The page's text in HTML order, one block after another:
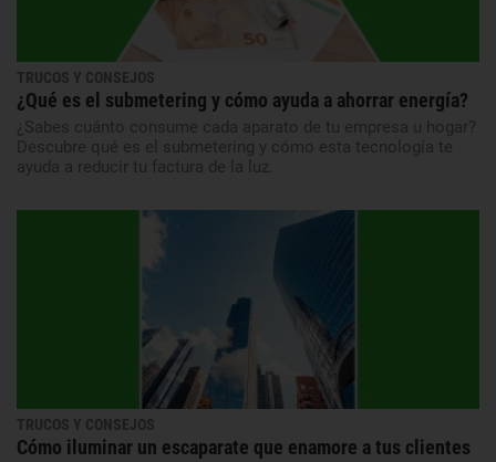
TRUCOS Y CONSEJOS
¿Qué es el submetering y cómo ayuda a ahorrar energía?
¿Sabes cuánto consume cada aparato de tu empresa u hogar?
Descubre qué es el submetering y cómo esta tecnología te
ayuda a reducir tu factura de la luz.
TRUCOS Y CONSEJOS
Cómo iluminar un escaparate que enamore a tus clientes